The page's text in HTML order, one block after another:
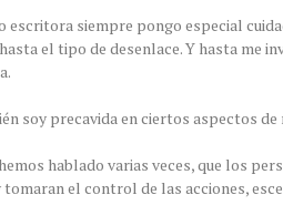
escritora siempre pongo especial
el tipo de desenlace. Y hasta me
soy precavida en ciertos aspectos de
hablado varias veces, que los
el control de las acciones,